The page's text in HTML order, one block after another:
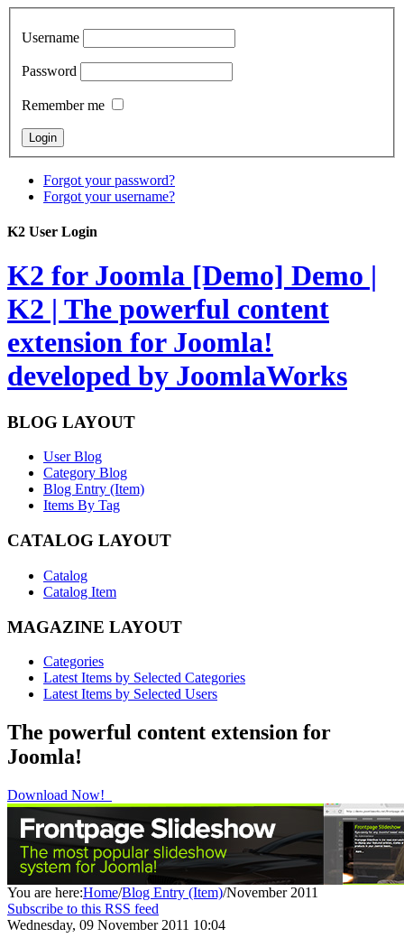
Username
Password
Remember me
Forgot your password?
Forgot your username?
K2 User Login
K2 for Joomla [Demo] Demo |
K2 | The powerful content
extension for Joomla!
developed by JoomlaWorks
BLOG LAYOUT
User Blog
Category Blog
Blog Entry (Item)
Items By Tag
CATALOG LAYOUT
Catalog
Catalog Item
MAGAZINE LAYOUT
Categories
Latest Items by Selected Categories
Latest Items by Selected Users
The powerful content extension for
Joomla!
Download Now!
You are here:Home/Blog Entry (Item)/November 2011
Subscribe to this RSS feed
Wednesday, 09 November 2011 10:04